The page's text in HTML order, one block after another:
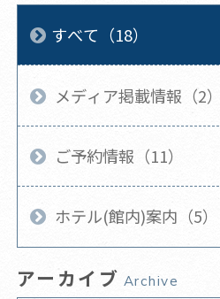
すべて（18）
メディア掲載情報（2）
ご予約情報（11）
ホテル(館内)案内（5）
アーカイブ Archive